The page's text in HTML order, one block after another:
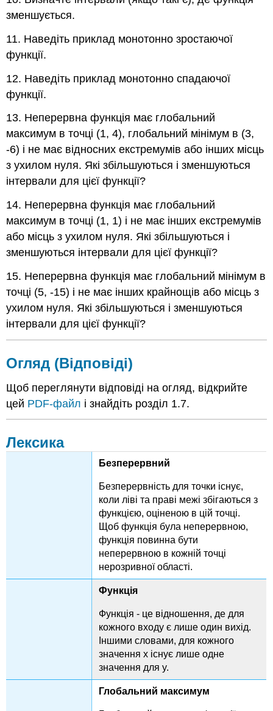
зменшується.
11. Наведіть приклад монотонно зростаючої
функції.
12. Наведіть приклад монотонно спадаючої
функції.
13. Неперервна функція має глобальний
максимум в точці (1, 4), глобальний мінімум в (3,
-6) і не має відносних екстремумів або інших місць
з ухилом нуля. Які збільшуються і зменшуються
інтервали для цієї функції?
14. Неперервна функція має глобальний
максимум в точці (1, 1) і не має інших екстремумів
або місць з ухилом нуля. Які збільшуються і
зменшуються інтервали для цієї функції?
15. Неперервна функція має глобальний мінімум в
точці (5, -15) і не має інших крайнощів або місць з
ухилом нуля. Які збільшуються і зменшуються
інтервали для цієї функції?
Огляд (Відповіді)
Щоб переглянути відповіді на огляд, відкрийте
цей PDF-файл і знайдіть розділ 1.7.
Лексика
Безперервний
Безперервність для точки існує,
коли ліві та праві межі збігаються з
функцією, оціненою в цій точці.
Щоб функція була неперервною,
функція повинна бути
неперервною в кожній точці
нерозривної області.
Функція
Функція - це відношення, де для
кожного входу є лише один вихід.
Іншими словами, для кожного
значення x існує лише одне
значення для y.
Глобальний максимум